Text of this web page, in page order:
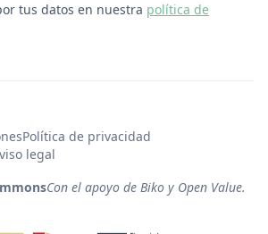
tus datos en nuestra política de
Con el apoyo de Biko y Open Value.
Política de privacidad
legal